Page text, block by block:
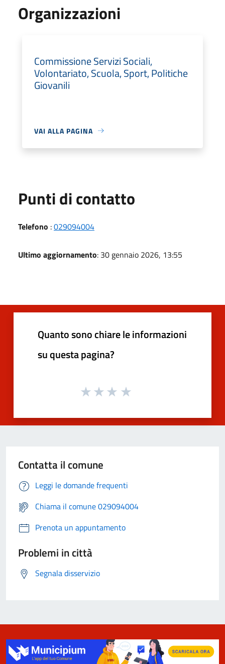
Organizzazioni
Commissione Servizi Sociali,
Volontariato, Scuola, Sport, Politiche
Giovanili
VAI ALLA PAGINA
Punti di contatto
Telefono :029094004
Ultimo aggiornamento: 30 gennaio 2026, 13:55
Quanto sono chiare le informazioni
su questa pagina?
Contatta il comune
Leggi le domande frequenti
Chiama il comune 029094004
Prenota un appuntamento
Problemi in città
Segnala disservizio